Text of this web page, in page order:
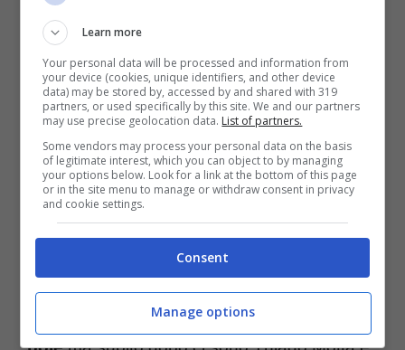
dagli Stati Uniti. Proprio la MLS al momento
appare la soluzione più probabile per la
punta pronta a vivere una nuova esperienza
al termine del contratto con il Milan.
In casa rossonera si stanno ancora facendo
valutazioni sul futuro e molto dipenderà da
quello che sarà l’allenatore del Milan per la
appare una corsa a tre.Antonio Conte è in
Learn more
Your personal data will be processed and information from
your device (cookies, unique identifiers, and other device
data) may be stored by, accessed by and shared with 319
partners, or used specifically by this site. We and our partners
may use precise geolocation data. List of partners.
Some vendors may process your personal data on the basis
of legitimate interest, which you can object to by managing
your options below. Look for a link at the bottom of this page
or in the site menu to manage or withdraw consent in privacy
and cookie settings.
Consent
Manage options